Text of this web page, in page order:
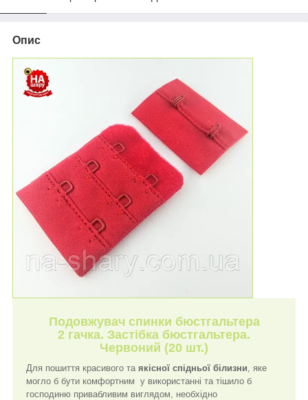
Опис
Подовжувач спинки бюстгальтера
2 гачка. Застібка бюстгальтера.
Червоний (20 шт.)
Для пошиття красивого та якісної спідньої білизни , яке
могло б бути комфортним у використанні та тішило б
господиню привабливим виглядом, необхідно